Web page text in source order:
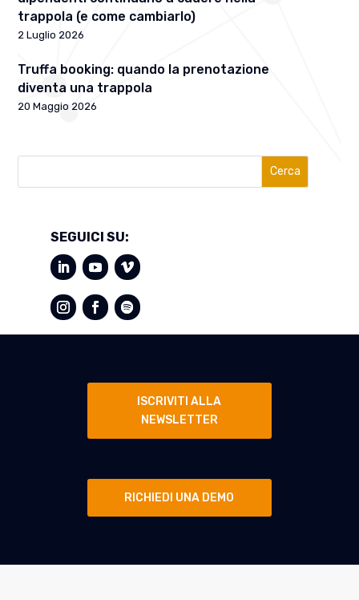
trappola (e come cambiarlo)
2 Luglio 2026
Truffa booking: quando la prenotazione
diventa una trappola
20 Maggio 2026
Cerca
SEGUICI SU:
ISCRIVITI ALLA
NEWSLETTER
RICHIEDI UNA DEMO